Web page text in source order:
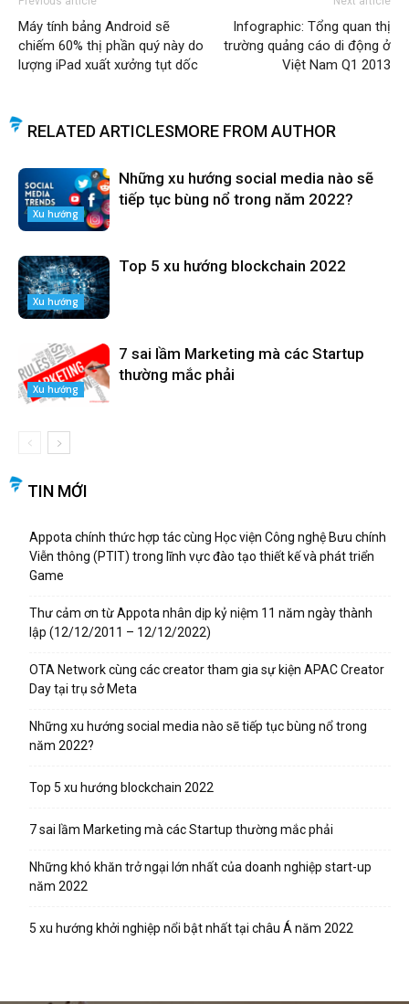
Máy tính bảng Android sẽ
chiếm 60% thị phần quý này do
lượng iPad xuất xưởng tụt dốc
Infographic: Tổng quan thị
trường quảng cáo di động ở
Việt Nam Q1 2013
RELATED ARTICLESMORE FROM AUTHOR
Xu hướng
Những xu hướng social media nào sẽ
tiếp tục bùng nổ trong năm 2022?
Xu hướng
Top 5 xu hướng blockchain 2022
Xu hướng
7 sai lầm Marketing mà các Startup
thường mắc phải
TIN MỚI
Appota chính thức hợp tác cùng Học viện Công nghệ Bưu chính
Viễn thông (PTIT) trong lĩnh vực đào tạo thiết kế và phát triển
Game
Thư cảm ơn từ Appota nhân dịp kỷ niệm 11 năm ngày thành
lập (12/12/2011 – 12/12/2022)
OTA Network cùng các creator tham gia sự kiện APAC Creator
Day tại trụ sở Meta
Những xu hướng social media nào sẽ tiếp tục bùng nổ trong
năm 2022?
Top 5 xu hướng blockchain 2022
7 sai lầm Marketing mà các Startup thường mắc phải
Những khó khăn trở ngại lớn nhất của doanh nghiệp start-up
năm 2022
5 xu hướng khởi nghiệp nổi bật nhất tại châu Á năm 2022